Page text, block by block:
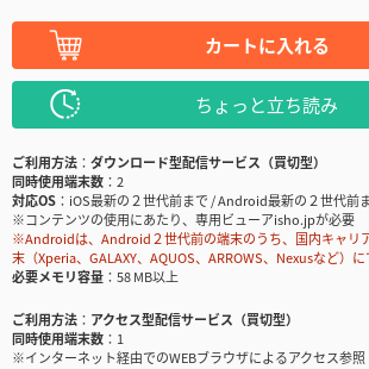
カートに入れる
ちょっと立ち読み
ご利用方法
ダウンロード型配信サービス（買切型）
同時使用端末数
2
対応OS
iOS最新の２世代前まで / Android最新の２世代前
※コンテンツの使用にあたり、専用ビューアisho.jpが必要
※Androidは、Android２世代前の端末のうち、国内キャリ
末（Xperia、GALAXY、AQUOS、ARROWS、Nexusなど）
必要メモリ容量
58 MB以上
ご利用方法
アクセス型配信サービス（買切型）
同時使用端末数
1
※インターネット経由でのWEBブラウザによるアクセス参照